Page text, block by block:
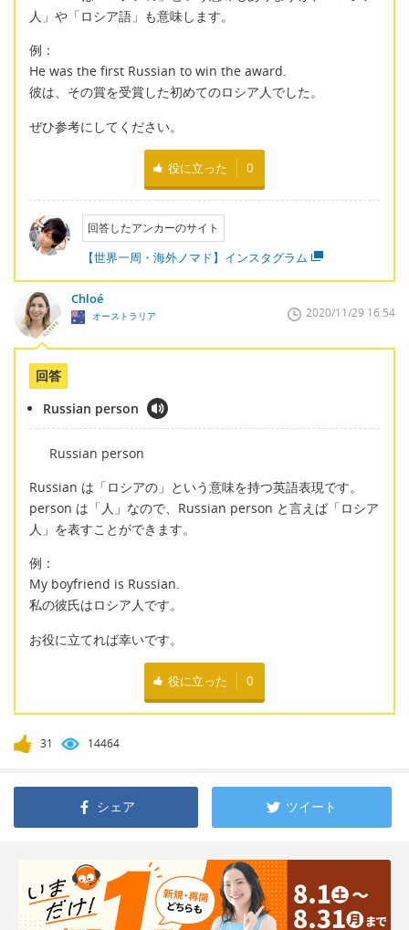
人」や「ロシア語」も意味します。
例：
He was the first Russian to win the award.
彼は、その賞を受賞した初めてのロシア人でした。
ぜひ参考にしてください。
役に立った 0
回答したアンカーのサイト
【世界一周・海外ノマド】インスタグラム
Chloé
オーストラリア 2020/11/29 16:54
回答
Russian person
Russian person
Russian は「ロシアの」という意味を持つ英語表現です。
person は「人」なので、Russian person と言えば「ロシア
人」を表すことができます。
例：
My boyfriend is Russian.
私の彼氏はロシア人です。
お役に立てれば幸いです。
役に立った 0
31 14464
シェア ツイート